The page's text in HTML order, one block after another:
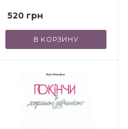
520грн
В КОРЗИНУ